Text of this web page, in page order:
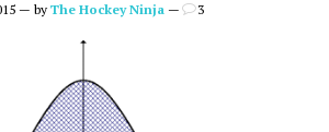
— by The Hockey Ninja— 3